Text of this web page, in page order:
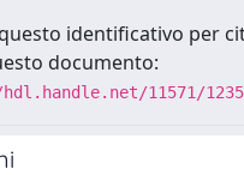
identificativo per
documento:
11571/